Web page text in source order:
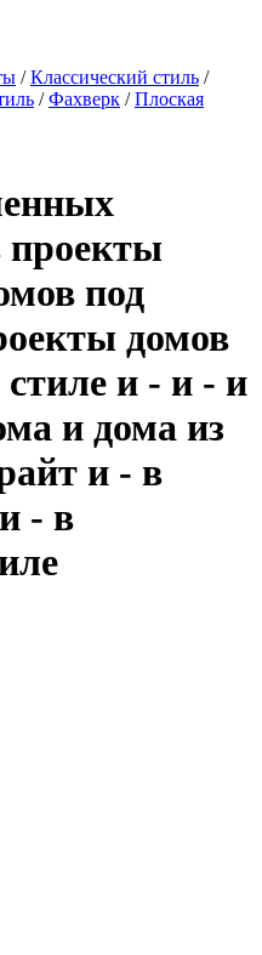
/Классический стиль /
/Фахверк /Плоская
проекты
под
домов
и - и - и
и дома из
и - в
- в